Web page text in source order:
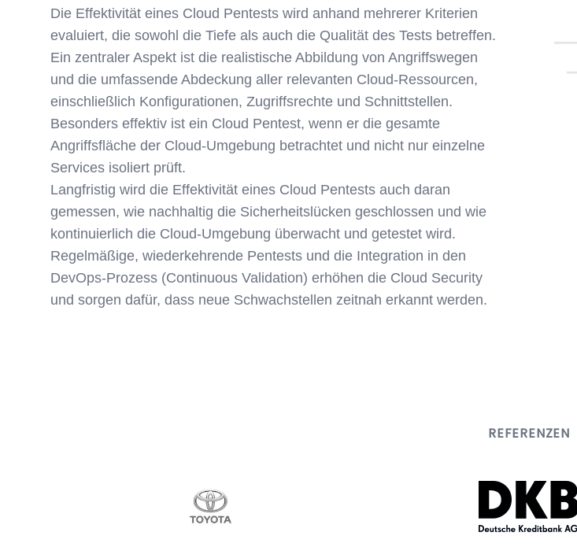
Die Effektivität eines Cloud Pentests wird anhand mehrerer Kriterien
evaluiert, die sowohl die Tiefe als auch die Qualität des Tests betreffen.
Ein zentraler Aspekt ist die realistische Abbildung von Angriffswegen
und die umfassende Abdeckung aller relevanten Cloud-Ressourcen,
einschließlich Konfigurationen, Zugriffsrechte und Schnittstellen.
Besonders effektiv ist ein Cloud Pentest, wenn er die gesamte
Angriffsfläche der Cloud-Umgebung betrachtet und nicht nur einzelne
Services isoliert prüft.
Langfristig wird die Effektivität eines Cloud Pentests auch daran
gemessen, wie nachhaltig die Sicherheitslücken geschlossen und wie
kontinuierlich die Cloud-Umgebung überwacht und getestet wird.
Regelmäßige, wiederkehrende Pentests und die Integration in den
DevOps-Prozess (Continuous Validation) erhöhen die Cloud Security
und sorgen dafür, dass neue Schwachstellen zeitnah erkannt werden.
REFERENZEN